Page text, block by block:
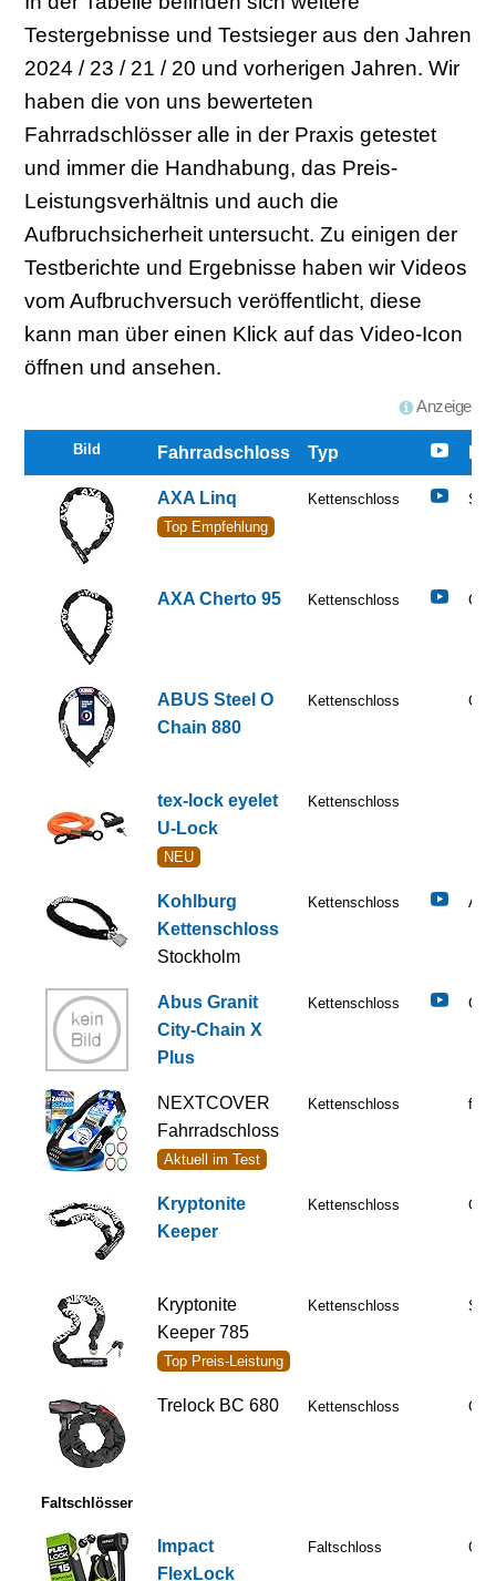
Testergebnisse und Testsieger aus den Jahren
2024 / 23 / 21 / 20 und vorherigen Jahren. Wir
haben die von uns bewerteten
Fahrradschlösser alle in der Praxis getestet
und immer die Handhabung, das Preis-
Leistungsverhältnis und auch die
Aufbruchsicherheit untersucht. Zu einigen der
Testberichte und Ergebnisse haben wir Videos
vom Aufbruchversuch veröffentlicht, diese
kann man über einen Klick auf das Video-Icon
öffnen und ansehen.
Anzeige
Bild Fahrradschloss Typ
AXA Linq
Top Empfehlung
Kettenschloss
AXA Cherto 95 Kettenschloss Gut
ABUS Steel O
Chain 880
Kettenschloss Gut
tex-lock eyelet
U-Lock
NEU
Kettenschloss
Kohlburg
Kettenschloss
Stockholm
Kettenschloss
Abus Granit
City-Chain X
Plus
Kettenschloss Gut
NEXTCOVER
Fahrradschloss
Aktuell im Test
Kettenschloss folgt
Kryptonite
Keeper
Kettenschloss Gut
Kryptonite
Keeper 785
Top Preis-Leistung
Kettenschloss
Trelock BC 680 Kettenschloss Gut
Faltschlösser
Impact
FlexLock
Faltschloss Gut